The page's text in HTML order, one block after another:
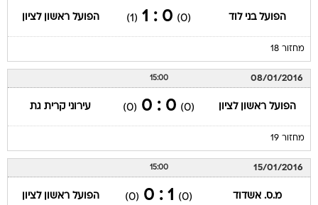
הפועל בני לוד (0)
0 : 1
(1) הפועל ראשון לציון
מחזור 18
08/01/2016
15:00
הפועל ראשון לציון (0)
0 : 0
(0) עירוני קרית גת
מחזור 19
15/01/2016
15:00
מ.ס. אשדוד (0)
1 : 0
(0) הפועל ראשון לציון